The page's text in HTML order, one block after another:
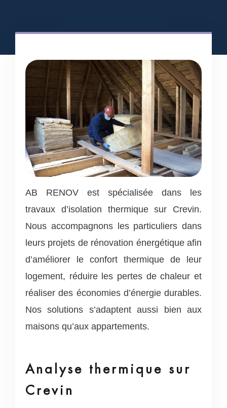
AB RENOV est spécialisée dans les
travaux d’isolation thermique sur Crevin.
Nous accompagnons les particuliers dans
leurs projets de rénovation énergétique afin
d’améliorer le confort thermique de leur
logement, réduire les pertes de chaleur et
réaliser des économies d’énergie durables.
Nos solutions s’adaptent aussi bien aux
maisons qu’aux appartements.
Analyse thermique sur
Crevin